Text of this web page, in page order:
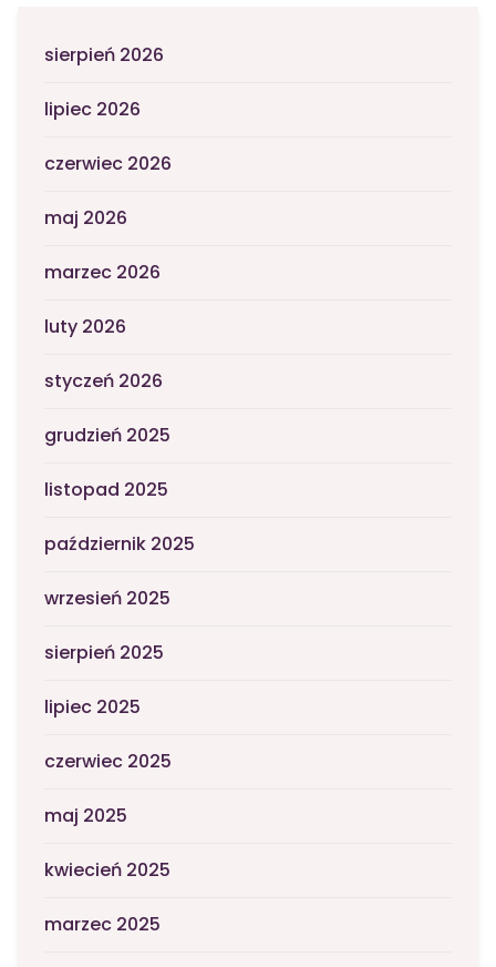
sierpień 2026
lipiec 2026
czerwiec 2026
maj 2026
marzec 2026
luty 2026
styczeń 2026
grudzień 2025
listopad 2025
październik 2025
wrzesień 2025
sierpień 2025
lipiec 2025
czerwiec 2025
maj 2025
kwiecień 2025
marzec 2025